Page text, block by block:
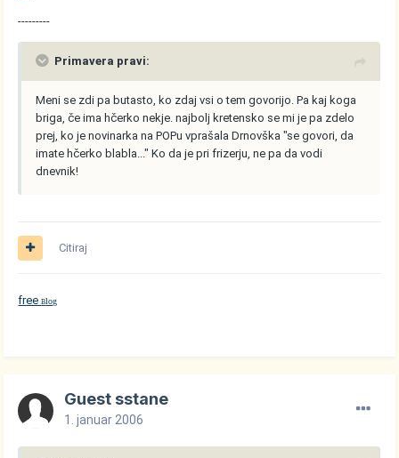
---------
Primavera pravi:
Meni se zdi pa butasto, ko zdaj vsi o tem govorijo. Pa kaj koga
briga, če ima hčerko nekje. najbolj kretensko se mi je pa zdelo
prej, ko je novinarka na POPu vprašala Drnovška "se govori, da
imate hčerko blabla..." Ko da je pri frizerju, ne pa da vodi
dnevnik!
Citiraj
freeBlog
Guest sstane
1. januar 2006